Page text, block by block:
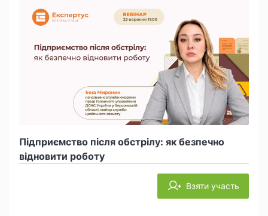
Підприємство після обстрілу: як безпечно
відновити роботу
Взяти участь